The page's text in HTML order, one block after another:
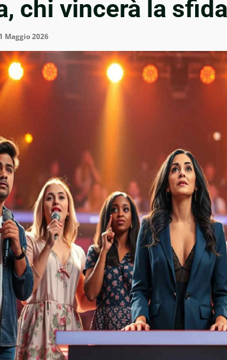
chi vincerà la
Maggio 2026